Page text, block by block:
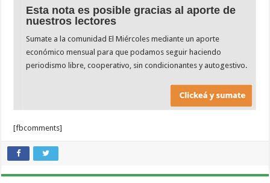
Esta nota es posible gracias al aporte de
nuestros lectores
Sumate a la comunidad El Miércoles mediante un aporte
económico mensual para que podamos seguir haciendo
periodismo libre, cooperativo, sin condicionantes y autogestivo.
[fbcomments]